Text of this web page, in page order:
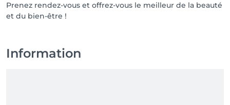
Prenez rendez-vous et offrez-vous le meilleur de la beauté
et du bien-être !
Information